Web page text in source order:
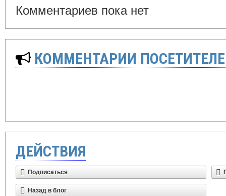
Комментариев пока нет
КОММЕНТАРИИ
ДЕЙСТВИЯ
Подписаться
Назад в блог